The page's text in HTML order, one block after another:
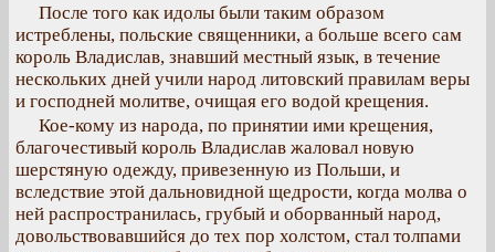
После того как идолы были таким образом
истреблены, польские священники, а больше всего сам
король Владислав, знавший местный язык, в течение
нескольких дней учили народ литовский правилам веры
и господней молитве, очищая его водой крещения.
Кое-кому из народа, по принятии ими крещения,
благочестивый король Владислав жаловал новую
шерстяную одежду, привезенную из Польши, и
вследствие этой дальновидной щедрости, когда молва о
ней распространилась, грубый и оборванный народ,
довольствовавшийся до тех пор холстом, стал толпами